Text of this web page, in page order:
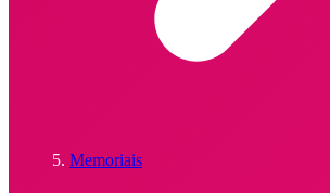
Memoriais